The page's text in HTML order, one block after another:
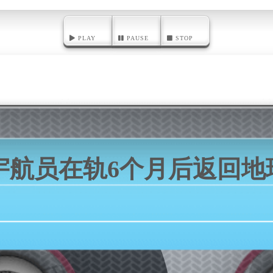
PLAY PAUSE STOP
航员在轨6个月后返回地